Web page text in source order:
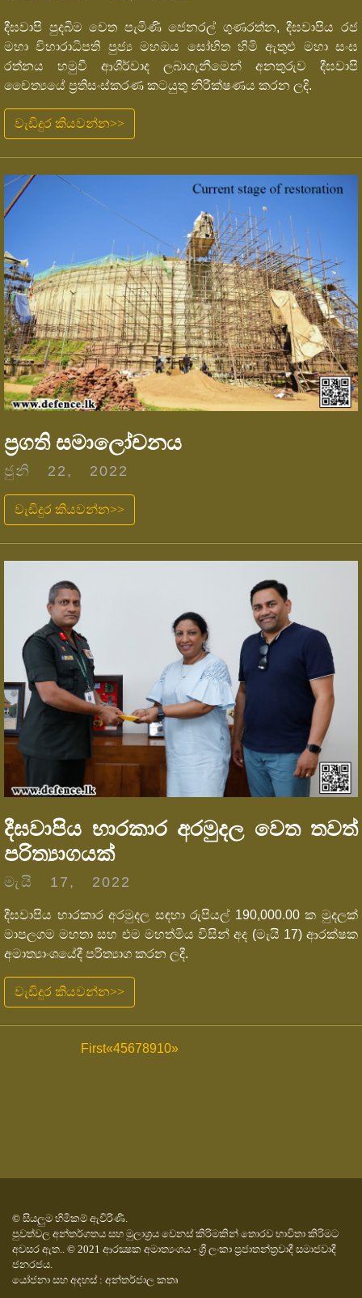
දීඝවාපි පුදබිම වෙත පැමිණි ජෙනරල් ගුණරත්න, දීඝවාපිය රජ
මහා විහාරාධිපති පුජ්‍ය මහඔය සෝභිත හිමි ඇතුළු මහා සංඝ
රත්නය හමුවී ආශීර්වාද ලබාගැනීමෙන් අනතුරුව දීඝවාපි
චෛත්‍යයේ ප්‍රතිසංස්කරණ කටයුතු නිරීක්ෂණය කරන ලදි.
වැඩිදුර කියවන්න>>
ප්‍රගති සමාලෝචනය
ජුනි 22, 2022
වැඩිදුර කියවන්න>>
දීඝවාපිය භාරකාර අරමුදල වෙත තවත්
පරිත්‍යාගයක්
මැයි 17, 2022
දීඝවාපිය භාරකාර අරමුදල සඳහා රුපියල් 190,000.00 ක මුදලක්
මාපලගම මහතා සහ එම මහත්මිය විසින් අද (මැයි 17) ආරක්ෂක
අමාත්‍යාංශයේදී පරිත්‍යාග කරන ලදී.
වැඩිදුර කියවන්න>>
First«45678910»
© සියලුම හිමිකම් ඇවිරිණි.
පුවත්වල අන්තර්ගතය සහ මුලාශ්‍රය වෙනස් කිරිමකින් තොරව භාවිතා කිරිමට
අවසර ඇත.. © 2021 ආරක්‍ෂක අමාත්‍යංශය - ශ්‍රී ලංකා ප්‍රජාතන්ත්‍රවාදී සමාජවාදී
ජනරජය.
යෝජනා සහ අදහස් : අන්තර්ජාල කතෘ